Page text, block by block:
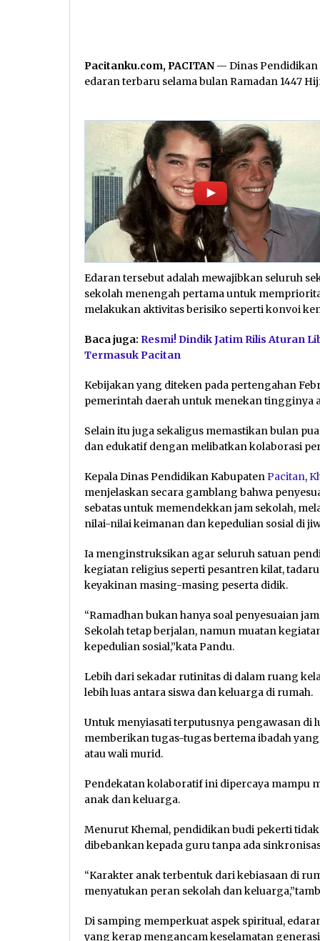
Pacitanku.com, PACITAN — Dinas Pendidikan
edaran terbaru selama bulan Ramadan 1447
Edaran tersebut adalah mewajibkan seluruh
sekolah menengah pertama untuk
melakukan aktivitas berisiko seperti konvoi
Baca juga: Resmi! Dindik Jatim Rilis Aturan
Termasuk Pacitan
Kebijakan yang diteken pada pertengahan
pemerintah daerah untuk menekan tingginya
Selain itu juga sekaligus memastikan bulan
dan edukatif dengan melibatkan kolaborasi
Kepala Dinas Pendidikan KabupatenPacitan,
menjelaskan secara gamblang bahwa
sebatas untuk memendekkan jam sekolah,
nilai-nilai keimanan dan kepedulian sosial di
Ia menginstruksikan agar seluruh satuan
kegiatan religius seperti pesantren kilat,
keyakinan masing-masing peserta didik.
“Ramadhan bukan hanya soal penyesuaian
Sekolah tetap berjalan, namun muatan
kepedulian sosial,”kata Pandu.
Lebih dari sekadar rutinitas di dalam ruang
lebih luas antara siswa dan keluarga di rumah.
Untuk menyiasati terputusnya pengawasan di
memberikan tugas-tugas bertema ibadah
atau wali murid.
Pendekatan kolaboratif ini dipercaya mampu
anak dan keluarga.
Menurut Khemal, pendidikan budi pekerti
dibebankan kepada guru tanpa ada
“Karakter anak terbentuk dari kebiasaan di
menyatukan peran sekolah dan
Di samping memperkuat aspek spiritual,
yang kerap mengancam keselamatan